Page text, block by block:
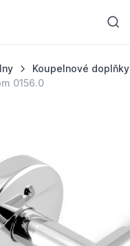
Koupelnové doplňky
0156.0